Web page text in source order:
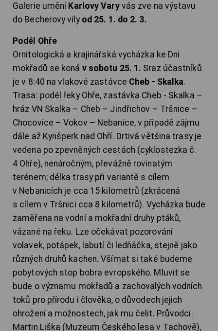
Galerie umění Karlovy Varyvás zve na výstavu
do Becherovy vily od 25. 1. do 2. 3.
Podél Ohře
Ornitologická a krajinářská vycházka ke Dni
mokřadů se koná v sobotu 25. 1. Sraz účastníků
je v 8:40 na vlakové zastávce Cheb - Skalka.
Trasa: podél řeky Ohře, zastávka Cheb - Skalka –
hráz VN Skalka – Cheb – Jindřichov – Tršnice –
Chocovice – Vokov – Nebanice, v případě zájmu
dále až Kynšperk nad Ohří. Drtivá většina trasy je
vedena po zpevněných cestách (cyklostezka č.
4 Ohře), nenáročným, převážně rovinatým
terénem; délka trasy při variantě s cílem
v Nebanicích je cca 15 kilometrů (zkrácená
s cílem v Tršnici cca 8 kilometrů). Vycházka bude
zaměřena na vodní a mokřadní druhy ptáků,
vázané na řeku. Lze očekávat pozorování
volavek, potápek, labutí či ledňáčka, stejně jako
různých druhů kachen. Všímat si také budeme
pobytových stop bobra evropského. Mluvit se
bude o významu mokřadů a zachovalých vodních
toků pro přírodu i člověka, o důvodech jejich
ohrožení a možnostech, jak mu čelit. Průvodci:
Martin Liška (Muzeum Českého lesa v Tachově),